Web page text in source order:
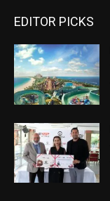
EDITOR PICKS